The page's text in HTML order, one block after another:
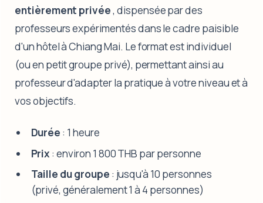
entièrement privée, dispensée par des
professeurs expérimentés dans le cadre paisible
d'un hôtel à Chiang Mai. Le format est individuel
(ou en petit groupe privé), permettant ainsi au
professeur d'adapter la pratique à votre niveau et à
vos objectifs.
Durée : 1 heure
Prix : environ 1 800 THB par personne
Taille du groupe : jusqu'à 10 personnes
(privé, généralement 1 à 4 personnes)